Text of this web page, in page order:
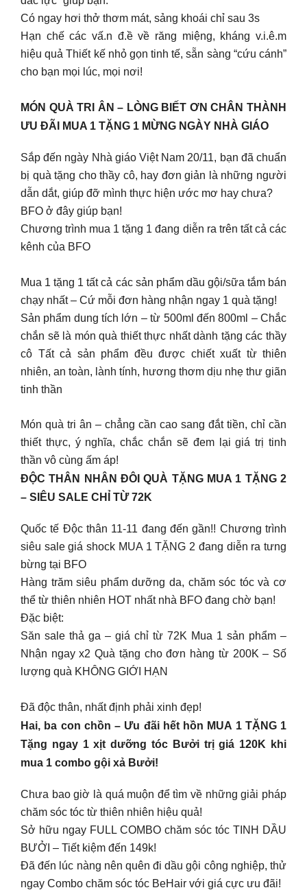
Có ngay hơi thở thơm mát, sảng khoái chỉ sau 3s
Hạn chế các vấ.n đ.ề về răng miệng, kháng v.i.ê.m
hiệu quả Thiết kế nhỏ gọn tinh tế, sẵn sàng “cứu cánh”
cho bạn mọi lúc, mọi nơi!
MÓN QUÀ TRI ÂN – LÒNG BIẾT ƠN CHÂN THÀNH
ƯU ĐÃI MUA 1 TẶNG 1 MỪNG NGÀY NHÀ GIÁO
Sắp đến ngày Nhà giáo Việt Nam 20/11, bạn đã chuẩn
bị quà tặng cho thầy cô, hay đơn giản là những người
dẫn dắt, giúp đỡ mình thực hiện ước mơ hay chưa?
BFO ở đây giúp bạn!
Chương trình mua 1 tặng 1 đang diễn ra trên tất cả các
kênh của BFO
Mua 1 tặng 1 tất cả các sản phẩm dầu gội/sữa tắm bán
chạy nhất – Cứ mỗi đơn hàng nhận ngay 1 quà tặng!
Sản phẩm dung tích lớn – từ 500ml đến 800ml – Chắc
chắn sẽ là món quà thiết thực nhất dành tặng các thầy
cô Tất cả sản phẩm đều được chiết xuất từ thiên
nhiên, an toàn, lành tính, hương thơm dịu nhẹ thư giãn
tinh thần
Món quà tri ân – chẳng cần cao sang đắt tiền, chỉ cần
thiết thực, ý nghĩa, chắc chắn sẽ đem lại giá trị tinh
thần vô cùng ấm áp!
ĐỘC THÂN NHÂN ĐÔI QUÀ TẶNG MUA 1 TẶNG 2
– SIÊU SALE CHỈ TỪ 72K
Quốc tế Độc thân 11-11 đang đến gần!! Chương trình
siêu sale giá shock MUA 1 TẶNG 2 đang diễn ra tưng
bừng tại BFO
Hàng trăm siêu phẩm dưỡng da, chăm sóc tóc và cơ
thể từ thiên nhiên HOT nhất nhà BFO đang chờ bạn!
Đặc biệt:
Săn sale thả ga – giá chỉ từ 72K Mua 1 sản phẩm –
Nhận ngay x2 Quà tặng cho đơn hàng từ 200K – Số
lượng quà KHÔNG GIỚI HẠN
Đã độc thân, nhất định phải xinh đẹp!
Hai, ba con chồn – Ưu đãi hết hồn MUA 1 TẶNG 1
Tặng ngay 1 xịt dưỡng tóc Bưởi trị giá 120K khi
mua 1 combo gội xả Bưởi!
Chưa bao giờ là quá muộn để tìm về những giải pháp
chăm sóc tóc từ thiên nhiên hiệu quả!
Sở hữu ngay FULL COMBO chăm sóc tóc TINH DẦU
BƯỞI – Tiết kiệm đến 149k!
Đã đến lúc nàng nên quên đi dầu gội công nghiệp, thử
ngay Combo chăm sóc tóc BeHair với giá cực ưu đãi!